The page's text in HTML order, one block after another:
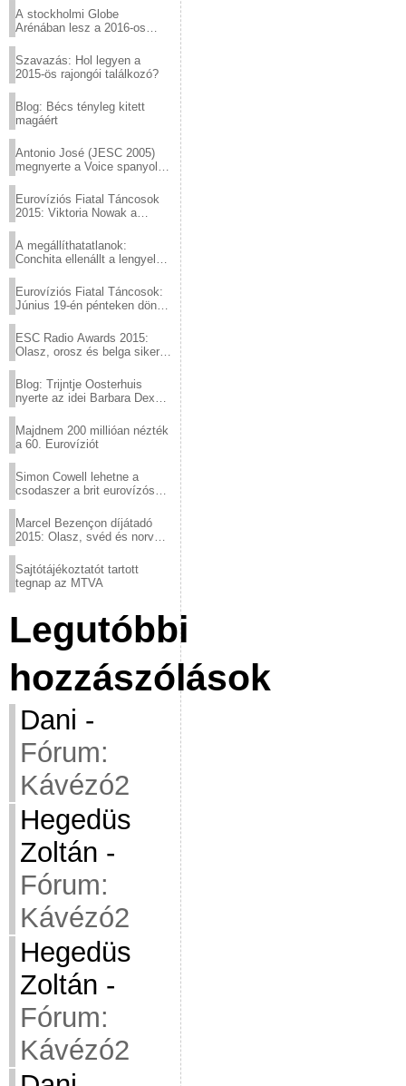
A stockholmi Globe
Arénában lesz a 2016-os
Szavazás: Hol legyen a
2015-ös rajongói találkozó?
Blog: Bécs tényleg kitett
magáért
Antonio José (JESC 2005)
megnyerte a Voice spanyol
Eurovíziós Fiatal Táncosok
2015: Viktoria Nowak a
A megállíthatatlanok:
Conchita ellenállt a lengyel
Eurovíziós Fiatal Táncosok:
Június 19-én pénteken döntő
ESC Radio Awards 2015:
Olasz, orosz és belga siker,
Blog: Trijntje Oosterhuis
nyerte az idei Barbara Dex
Majdnem 200 millióan nézték
a 60. Eurovíziót
Simon Cowell lehetne a
csodaszer a brit eurovízós
Marcel Bezençon díjátadó
2015: Olasz, svéd és norvég
Sajtótájékoztatót tartott
tegnap az MTVA
Legutóbbi
hozzászólások
Dani -
Fórum:
Kávézó2
Hegedüs
Zoltán -
Fórum:
Kávézó2
Hegedüs
Zoltán -
Fórum:
Kávézó2